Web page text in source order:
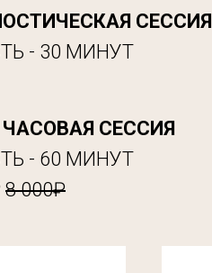
СЕССИЯ
- 30 МИНУТ
СЕССИЯ
- 60 МИНУТ
8 000₽